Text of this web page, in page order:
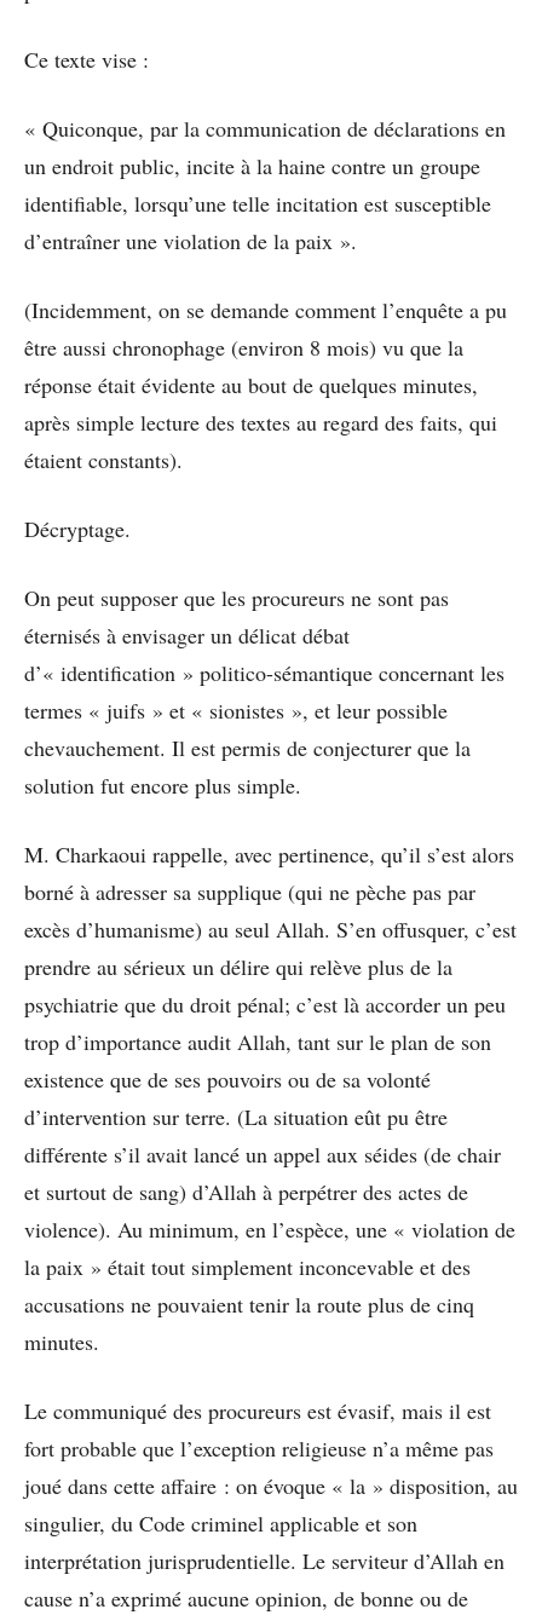
Ce texte vise :
« Quiconque, par la communication de déclarations en
un endroit public, incite à la haine contre un groupe
identifiable, lorsqu’une telle incitation est susceptible
d’entraîner une violation de la paix ».
(Incidemment, on se demande comment l’enquête a pu
être aussi chronophage (environ 8 mois) vu que la
réponse était évidente au bout de quelques minutes,
après simple lecture des textes au regard des faits, qui
étaient constants).
Décryptage.
On peut supposer que les procureurs ne sont pas
éternisés à envisager un délicat débat
d’« identification » politico-sémantique concernant les
termes « juifs » et « sionistes », et leur possible
chevauchement. Il est permis de conjecturer que la
solution fut encore plus simple.
M. Charkaoui rappelle, avec pertinence, qu’il s’est alors
borné à adresser sa supplique (qui ne pèche pas par
excès d’humanisme) au seul Allah. S’en offusquer, c’est
prendre au sérieux un délire qui relève plus de la
psychiatrie que du droit pénal; c’est là accorder un peu
trop d’importance audit Allah, tant sur le plan de son
existence que de ses pouvoirs ou de sa volonté
d’intervention sur terre. (La situation eût pu être
différente s’il avait lancé un appel aux séides (de chair
et surtout de sang) d’Allah à perpétrer des actes de
violence). Au minimum, en l’espèce, une « violation de
la paix » était tout simplement inconcevable et des
accusations ne pouvaient tenir la route plus de cinq
minutes.
Le communiqué des procureurs est évasif, mais il est
fort probable que l’exception religieuse n’a même pas
joué dans cette affaire : on évoque « la » disposition, au
singulier, du Code criminel applicable et son
interprétation jurisprudentielle. Le serviteur d’Allah en
cause n’a exprimé aucune opinion, de bonne ou de